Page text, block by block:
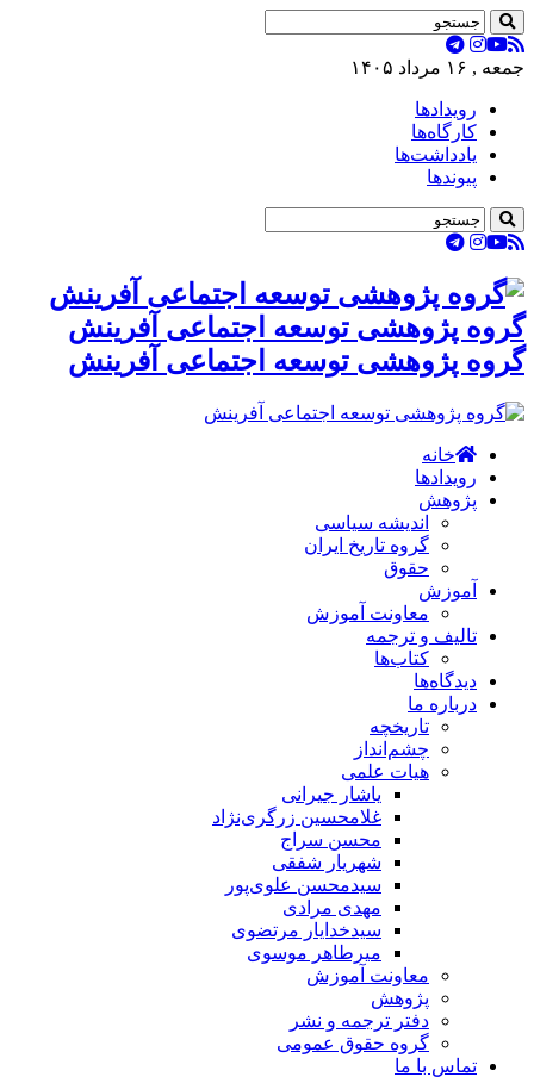
جمعه , ۱۶ مرداد ۱۴۰۵
رویدادها
کارگاه‌ها
یادداشت‌ها
پیوندها
گروه پژوهشی توسعه اجتماعی آفرینش
گروه پژوهشی توسعه اجتماعی آفرینش
خانه
رویدادها
پژوهش
اندیشه سیاسی
گروه تاریخ ایران
حقوق
آموزش
معاونت آموزش
تالیف و ترجمه
کتاب‌ها
دیدگاه‌ها
درباره ما
تاریخچه
چشم‌انداز
هیات علمی
یاشار جیرانی
غلامحسین زرگری‌نژاد
محسن سراج
شهریار شفقی
سیدمحسن علوی‌پور
مهدی مرادی
سیدخدایار مرتضوی
میرطاهر موسوی
معاونت آموزش
پژوهش
دفتر ترجمه و نشر
گروه حقوق عمومی
تماس با ما